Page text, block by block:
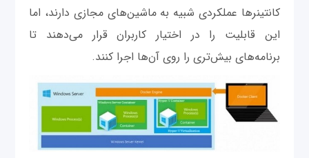
کانتینرها عملکردی شبیه به ماشین‌های مجازی دارند، اما
این قابلیت را در اختیار کاربران قرار می‌دهند تا
برنامه‌های بیش‌تری را روی آن‌‌ها اجرا کنند.